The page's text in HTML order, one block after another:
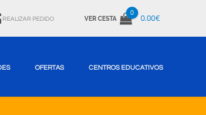
REALIZAR PEDIDO VER CESTA
0
0.00€
OFERTAS CENTROS EDUCATIVOS